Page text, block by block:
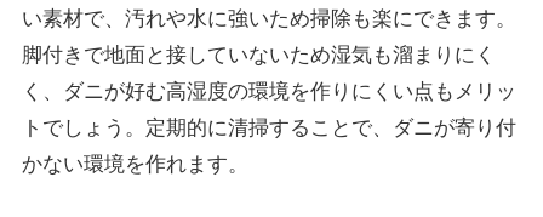
い素材で、汚れや水に強いため掃除も楽にできます。
脚付きで地面と接していないため湿気も溜まりにく
く、ダニが好む高湿度の環境を作りにくい点もメリッ
トでしょう。 定期的に清掃することで、ダニが寄り付
かない環境を作れます。